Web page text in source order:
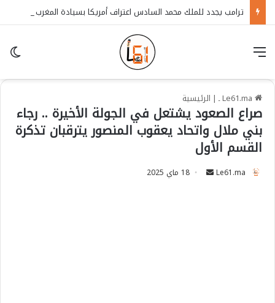
| الرئيسية
صراع الصعود يشتعل في الجولة الأخيرة .. رجاء
بني ملال واتحاد يعقوب المنصور يترقبان تذكرة
القسم الأول
Le61.ma 18 ماي 2025